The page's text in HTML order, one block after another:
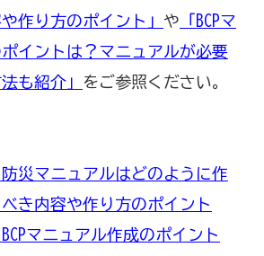
作り方のポイント」 や 「BCPマ
イントは？マニュアルが必要
も紹介」
をご参照ください。
防災マニュアルはどのように作
き内容や作り方のポイント
マニュアル作成のポイント